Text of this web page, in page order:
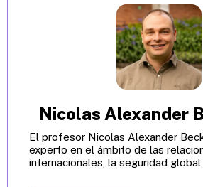
Nicolas Alexander
El profesor Nicolas Alexander
experto en el ámbito de las
internacionales, la seguridad global